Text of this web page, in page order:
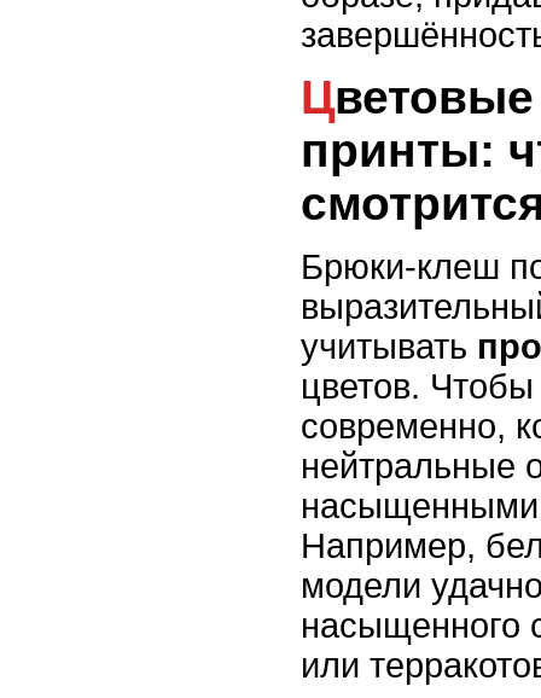
Цветовые сочетания и
принты:
Брюки-клеш
учитывать
цветов.
современно,
нейтральные
насыщенными
Например,
модели
насыщенного
или